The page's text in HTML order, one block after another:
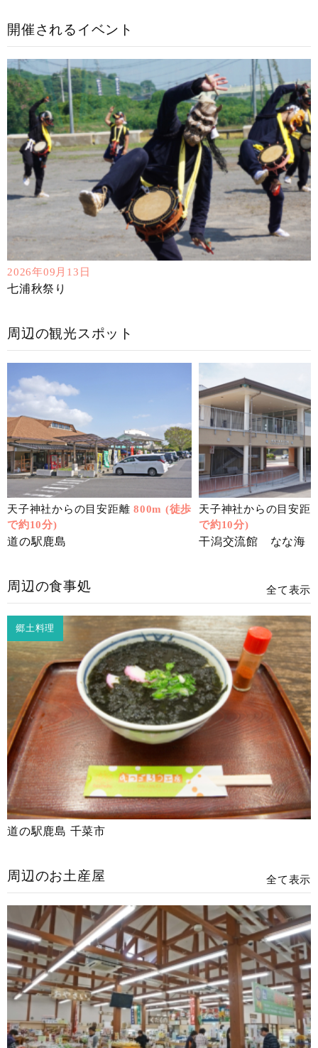
開催されるイベント
2026年09月13日
七浦秋祭り
周辺の観光スポット
天子神社からの目安距離 800m (徒歩
で約10分)
道の駅鹿島
天子神社からの目安距
で約10分)
干潟交流館 なな海
周辺の食事処 全て表示
郷土料理
道の駅鹿島 千菜市
周辺のお土産屋 全て表示